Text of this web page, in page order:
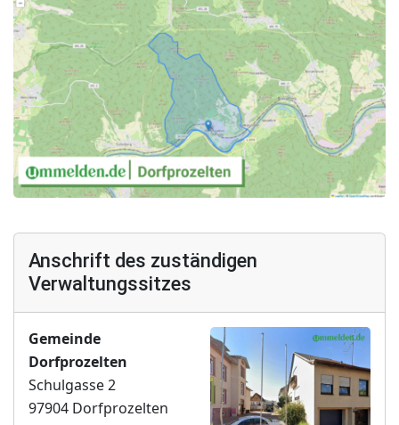
Anschrift des zuständigen
Verwaltungssitzes
Gemeinde
Dorfprozelten
Schulgasse 2
97904 Dorfprozelten